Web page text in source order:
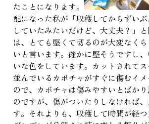
たことになります。
配になった私が「収穫してからずい
していたみたいだけど、大丈夫？」
は、とても堅くて切るのが大変なく
いと言います。確かに堅そうですし
いな色をしています。カットされて
並んでいるカボチャがすぐに傷むイ
ので、カボチャは傷みやすいとばか
のですが、傷がついたりしなければ
す。それよりも、収穫して時間が経